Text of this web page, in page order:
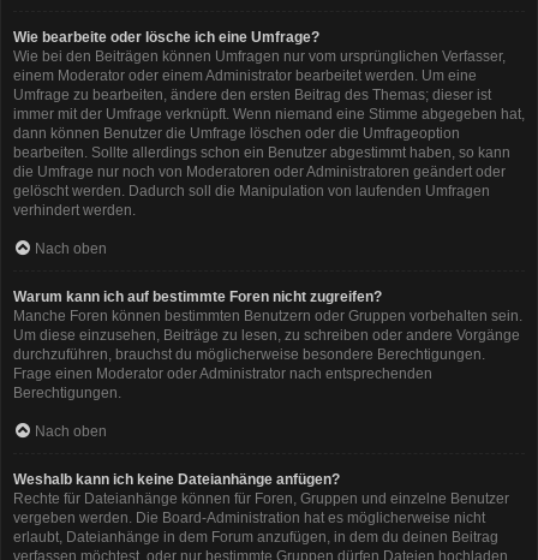
Wie bearbeite oder lösche ich eine Umfrage?
Wie bei den Beiträgen können Umfragen nur vom ursprünglichen Verfasser,
einem Moderator oder einem Administrator bearbeitet werden. Um eine
Umfrage zu bearbeiten, ändere den ersten Beitrag des Themas; dieser ist
immer mit der Umfrage verknüpft. Wenn niemand eine Stimme abgegeben hat,
dann können Benutzer die Umfrage löschen oder die Umfrageoption
bearbeiten. Sollte allerdings schon ein Benutzer abgestimmt haben, so kann
die Umfrage nur noch von Moderatoren oder Administratoren geändert oder
gelöscht werden. Dadurch soll die Manipulation von laufenden Umfragen
verhindert werden.
Nach oben
Warum kann ich auf bestimmte Foren nicht zugreifen?
Manche Foren können bestimmten Benutzern oder Gruppen vorbehalten sein.
Um diese einzusehen, Beiträge zu lesen, zu schreiben oder andere Vorgänge
durchzuführen, brauchst du möglicherweise besondere Berechtigungen.
Frage einen Moderator oder Administrator nach entsprechenden
Berechtigungen.
Nach oben
Weshalb kann ich keine Dateianhänge anfügen?
Rechte für Dateianhänge können für Foren, Gruppen und einzelne Benutzer
vergeben werden. Die Board-Administration hat es möglicherweise nicht
erlaubt, Dateianhänge in dem Forum anzufügen, in dem du deinen Beitrag
verfassen möchtest, oder nur bestimmte Gruppen dürfen Dateien hochladen.